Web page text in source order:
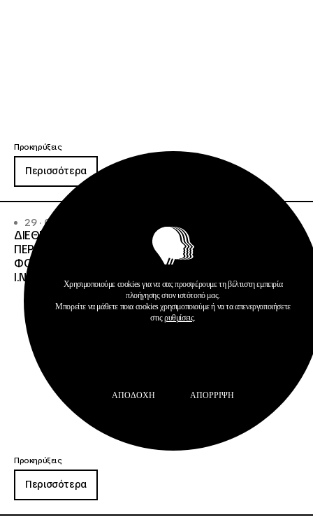
Προκηρύξεις
Περισσότερα
29 · 07 · 2026
ΔΙΕΘΝΗΣ ΑΝΟΙΧΤΟΣ ΔΙΑΓΩΝΙΣΜΟΣ ΜΕ
ΠΕΡΙΓΡΑΦΗ:ΠΡΟΜΗΘΕΙΑ ΥΓΡΩΝ ΚΑΥΣΙΜΩΝ ΣΤΙΣ
ΦΟΙΤΗΤΙΚΕΣ ΕΣΤΙΕΣ ΔΙΑΧΕΙΡΙΣΤΙΚΗΣ ΕΥΘΥΝΗΣ
Ι.ΝΕ.ΔΙ.ΒΙ.Μ.
Προκηρύξεις
Περισσότερα
Χρησιμοποιούμε cookies για να σας προσφέρουμε τη βέλτιστη εμπειρία
πλοήγησης στον ιστότοπό μας.
Μπορείτε να μάθετε ποια cookies χρησιμοποιούμε ή να τα απενεργοποιήσετε
στιςρυθμίσεις.
ΑΠΟΔΟΧΉ ΑΠΌΡΡΙΨΗ